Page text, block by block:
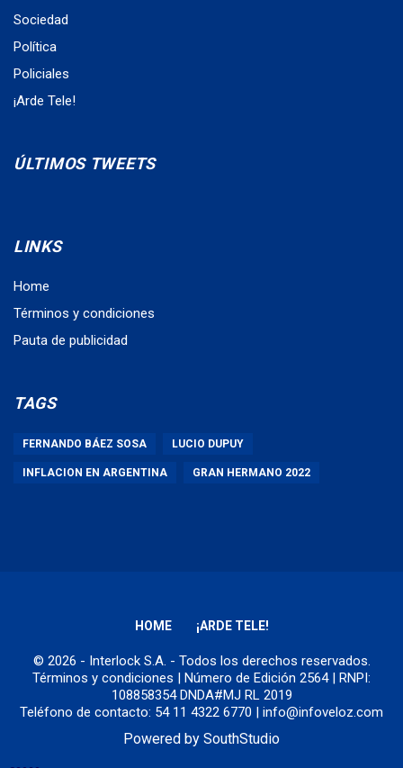
Sociedad
Política
Policiales
¡Arde Tele!
ÚLTIMOS TWEETS
LINKS
Home
Términos y condiciones
Pauta de publicidad
TAGS
FERNANDO BÁEZ SOSA LUCIO DUPUY
INFLACION EN ARGENTINA GRAN HERMANO 2022
HOME ¡ARDE TELE!
© 2026 - Interlock S.A. - Todos los derechos reservados.
Términos y condiciones | Número de Edición 2564 | RNPI:
108858354 DNDA#MJ RL 2019
Teléfono de contacto: 54 11 4322 6770 | info@infoveloz.com
Powered by SouthStudio